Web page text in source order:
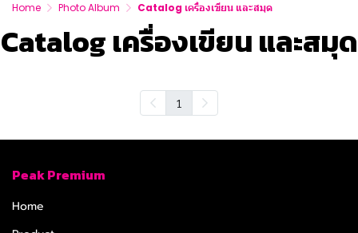
Home Photo Album Catalog เครื่องเขียน และสมุด
Catalog เครื่องเขียน และสมุด
1
Peak Premium
Home